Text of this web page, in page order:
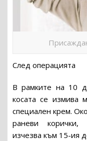
След операцията
В рамките на 10
косата се измива
специален крем.
раневи корички,
изчезва към 15-ия